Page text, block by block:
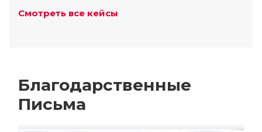
Смотреть все кейсы
Благодарственные
Письма